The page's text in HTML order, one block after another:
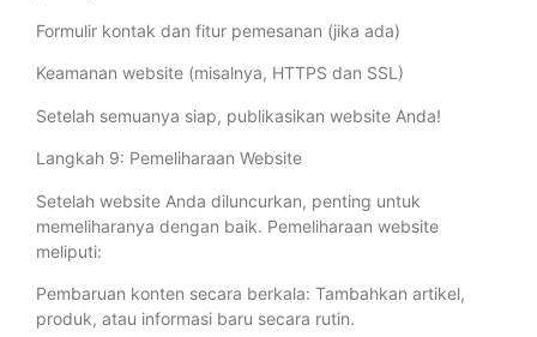
Formulir kontak dan fitur pemesanan (jika ada)
Keamanan website (misalnya, HTTPS dan SSL)
Setelah semuanya siap, publikasikan website Anda!
Langkah 9: Pemeliharaan Website
Setelah website Anda diluncurkan, penting untuk
memeliharanya dengan baik. Pemeliharaan website
meliputi:
Pembaruan konten secara berkala: Tambahkan artikel,
produk, atau informasi baru secara rutin.